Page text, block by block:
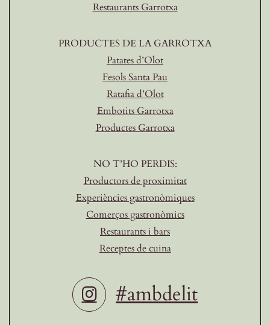
Restaurants Garrotxa
PRODUCTES DE LA GARROTXA
Patates d’Olot
Fesols Santa Pau
Ratafia d’Olot
Embotits Garrotxa
Productes Garrotxa
NO T’HO PERDIS:
Productors de proximitat
Experiències gastronòmiques
Comerços gastronòmics
Restaurants i bars
Receptes de cuina
#ambdelit